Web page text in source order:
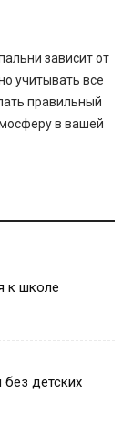
зависит от
учитывать все
правильный
в вашей
к школе
детских